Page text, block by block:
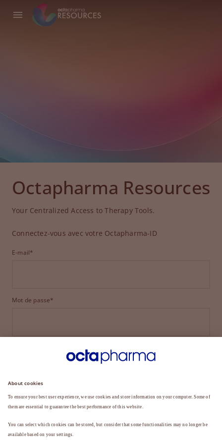
Octapharma Resources
Your Centralized Access to Therapy Tools.
Connectez-vous avec votre Octapharma-ID
E-mail*
Mot de passe*
CONNEXION
MOT DE PASSE OUBLIÉ ?
Vous n'êtes pas encore membre ?